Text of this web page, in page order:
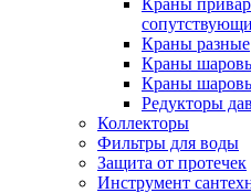
Краны
Краны разные
Краны
Краны
Редукторы
Коллекторы
Фильтры для воды
Защита от протечек
Инструмент